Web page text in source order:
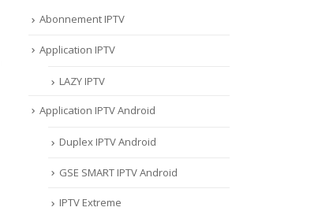
Abonnement IPTV
Application IPTV
LAZY IPTV
Application IPTV Android
Duplex IPTV Android
GSE SMART IPTV Android
IPTV Extreme